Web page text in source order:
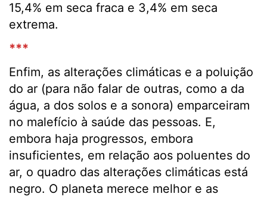
15,4% em seca fraca e 3,4% em seca
extrema.
***
Enfim, as alterações climáticas e a poluição
do ar (para não falar de outras, como a da
água, a dos solos e a sonora) emparceiram
no malefício à saúde das pessoas. E,
embora haja progressos, embora
insuficientes, em relação aos poluentes do
ar, o quadro das alterações climáticas está
negro. O planeta merece melhor e as